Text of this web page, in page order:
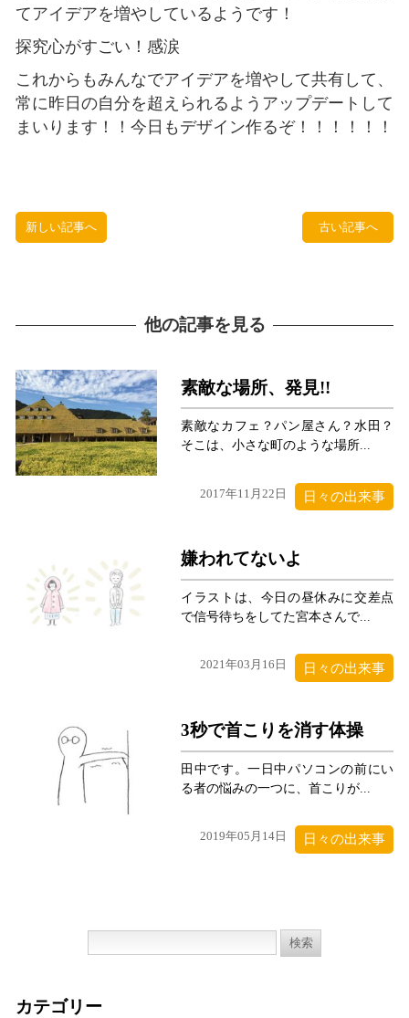
てアイデアを増やしているようです！
探究心がすごい！感涙
これからもみんなでアイデアを増やして共有して、
常に昨日の自分を超えられるようアップデートして
まいります！！今日もデザイン作るぞ！！！！！！
新しい記事へ 古い記事へ
他の記事を見る
素敵な場所、発見!!
素敵なカフェ？パン屋さん？水田？
そこは、小さな町のような場所...
2017年11月22日 日々の出来事
嫌われてないよ
イラストは、今日の昼休みに交差点
で信号待ちをしてた宮本さんで...
2021年03月16日 日々の出来事
3秒で首こりを消す体操
田中です。一日中パソコンの前にい
る者の悩みの一つに、首こりが...
2019年05月14日 日々の出来事
検
カテゴリー